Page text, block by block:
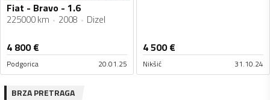
Fiat - Bravo - 1.6
225000 km 2008 Dizel
4 800€
Podgorica 20.01.25
4 500€
Nikšić 31.10.24
BRZA PRETRAGA